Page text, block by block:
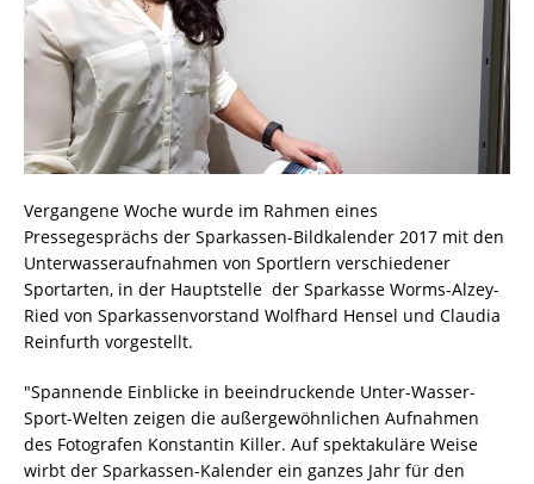
Vergangene Woche wurde im Rahmen eines
Pressegesprächs der Sparkassen-Bildkalender 2017 mit den
Unterwasseraufnahmen von Sportlern verschiedener
Sportarten, in der Hauptstelle der Sparkasse Worms-Alzey-
Ried von Sparkassenvorstand Wolfhard Hensel und Claudia
Reinfurth vorgestellt.
"Spannende Einblicke in beeindruckende Unter-Wasser-
Sport-Welten zeigen die außergewöhnlichen Aufnahmen
des Fotografen Konstantin Killer. Auf spektakuläre Weise
wirbt der Sparkassen-Kalender ein ganzes Jahr für den